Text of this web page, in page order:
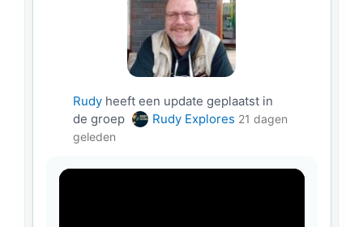
Rudy heeft een update geplaatst in
de groep
Rudy Explores 21 dagen
geleden